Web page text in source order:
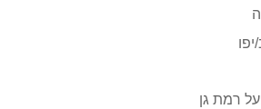
רמת גן